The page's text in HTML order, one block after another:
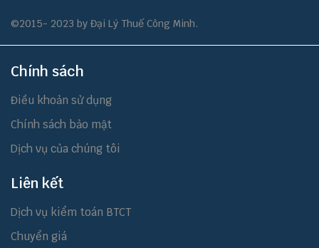
©2015- 2023 by Đại Lý Thuế Công Minh.
Chính sách
Điều khoản sử dụng
Chính sách bảo mật
Dịch vụ của chúng tôi
Liên kết
Dịch vụ kiểm toán BTCT
Chuyển giá